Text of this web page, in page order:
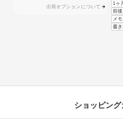
出荷オプションについて
1ヶ
前
メ
書
ショッピング